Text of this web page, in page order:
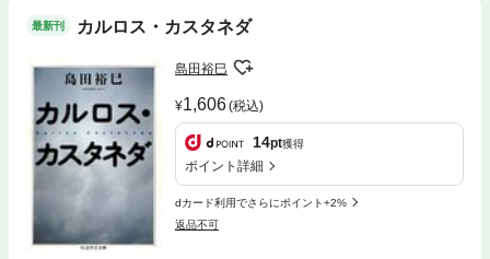
最新刊 カルロス・カスタネダ
島田裕巳
1,606(税込)
14pt獲得
ポイント詳細
dカード利用でさらにポイント+2%
返品不可